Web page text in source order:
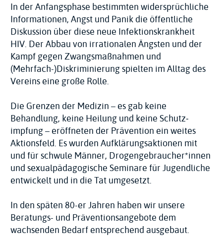
In der Anfangs­phase bestimmten wider­sprüchliche
Informationen, Angst und Panik die öffentliche
Diskussion über diese neue Infektions­krankheit
HIV. Der Abbau von irrationalen Ängsten und der
Kampf gegen Zwangs­maßnahmen und
(Mehrfach-)Dis­krimi­nierung spielten im Alltag des
Vereins eine große Rolle.
Die Grenzen der Medizin – es gab keine
Behandlung, keine Heilung und keine Schutz­
impfung – eröffneten der Prävention ein weites
Aktionsfeld. Es wurden Aufklärungs­aktionen mit
und für schwule Männer, Drogen­gebraucher*innen
und sexual­pädagogische Seminare für Jugendliche
entwickelt und in die Tat umgesetzt.
In den späten 80-er Jahren haben wir unsere
Beratungs- und Präventions­angebote dem
wachsenden Bedarf entsprechend ausgebaut.